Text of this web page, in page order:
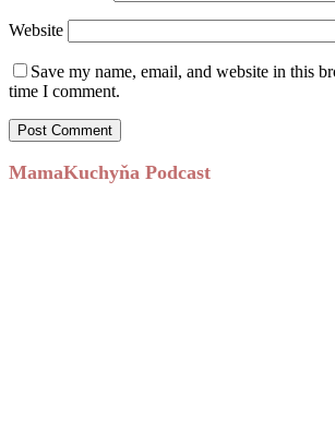
Website
Save my name, email, and website in this
time I comment.
MamaKuchyňa Podcast